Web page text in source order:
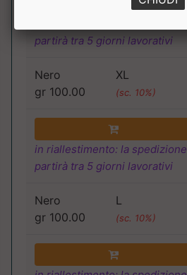
partirà tra 5 giorni lavorativi
Nero
gr 100.00
XL
(sc. 10%)
in riallestimento: la spedizione
partirà tra 5 giorni lavorativi
Nero
gr 100.00
L
(sc. 10%)